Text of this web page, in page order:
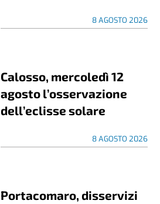
8 AGOSTO 2026
Calosso, mercoledì 12
agosto l’osservazione
dell’eclisse solare
8 AGOSTO 2026
Portacomaro, disservizi